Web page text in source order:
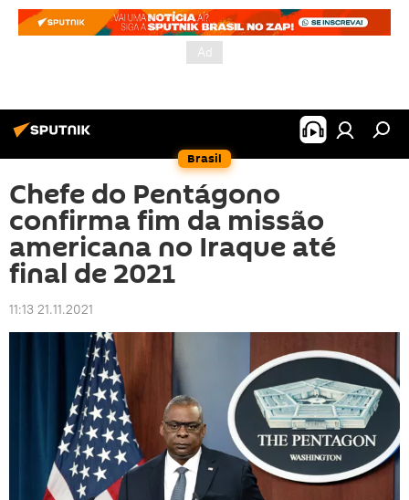
Brasil
Chefe do Pentágono
confirma fim da missão
americana no Iraque até
final de 2021
11:13 21.11.2021